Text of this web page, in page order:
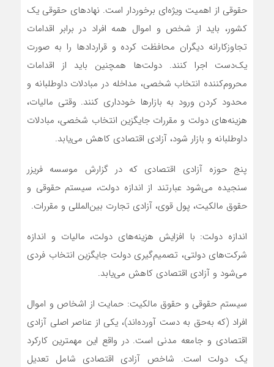
حقوقی از اهمیت ویژه‌ای برخوردار است. نهادهای حقوقی یک
کشور، باید از شخص و اموال همه افراد در برابر اقدامات
تجاوزکارانه دیگران محافظت کرده و قراردادها را به صورت
یک‌دست اجرا کنند. دولت‌ها همچنین باید از اقدامات
محروم‌کننده انتخاب شخصی، مداخله در مبادلات داوطلبانه و
محدود کردن ورود به بازارها خودداری کنند. وقتی مالیات،
هزینه‌های دولت و مقررات جایگزین انتخاب شخصی، مبادلات
داوطلبانه و بازار شود، آزادی اقتصادی کاهش می‌یابد.
پنج حوزه آزادی اقتصادی که در گزارش موسسه فریزر
سنجیده می‌شود عبارتند از اندازه دولت، سیستم حقوقی و
حقوق مالکیت، پول قوی، آزادی تجارت بین‌المللی و مقررات.
اندازه دولت: با افزایش هزینه‌های دولت، مالیات و اندازه
شرکت‌های دولتی، تصمیم‌گیری دولت جایگزین انتخاب فردی
می‌شود و آزادی اقتصادی کاهش می‌یابد.
سیستم حقوقی و حقوق مالکیت:‌ حمایت از اشخاص و اموال
افراد (که به‌حق به دست آورده‌اند)، یکی از عناصر اصلی آزادی
اقتصادی و جامعه مدنی است. در واقع این مهمترین کارکرد
یک دولت است. شاخص آزادی اقتصادی شامل تعدیل